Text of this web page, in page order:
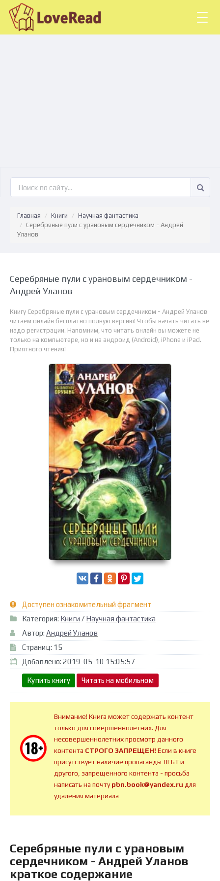
Главная Книги
Научная фантастика
Серебряные пули с урановым сердечником - Андрей
Уланов
Серебряные пули с урановым сердечником -
Андрей Уланов
Книгу Серебряные пули с урановым сердечником - Андрей Уланов
читаем онлайн бесплатно полную версию! Чтобы начать читать не
надо регистрации. Напомним, что читать онлайн вы можете не
только на компьютере, но и на андроид (Android), iPhone и iPad.
Приятного чтения!
Доступен ознакомительный фрагмент
Категория: Книги / Научная фантастика
Автор: Андрей Уланов
Страниц: 15
Добавлено: 2019-05-10 15:05:57
Купить книгу Читать на мобильном
Внимание! Книга может содержать контент
только для совершеннолетних. Для
несовершеннолетних просмотр данного
контента СТРОГО ЗАПРЕЩЕН!Если в книге
присутствует наличие пропаганды ЛГБТ и
другого, запрещенного контента - просьба
написать на почтуpbn.book@yandex.ru для
удаления материала
Серебряные пули с урановым
сердечником - Андрей Уланов
краткое содержание